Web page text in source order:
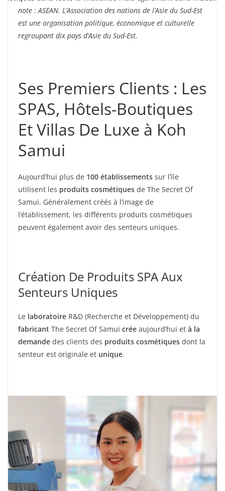
note : ASEAN. L’Association des nations de l’Asie du Sud-Est
est une organisation politique, économique et culturelle
regroupant dix pays d’Asie du Sud-Est.
Ses Premiers Clients : Les
SPAS, Hôtels-Boutiques
Et Villas De Luxe à Koh
Samui
Aujourd’hui plus de 100 établissements sur l’île
utilisent les produits cosmétiques de The Secret Of
Samui. Généralement créés à l’image de
l’établissement, les différents produits cosmétiques
peuvent également avoir des senteurs uniques.
Création De Produits SPA Aux
Senteurs Uniques
Le laboratoire R&D (Recherche et Développement) du
fabricant The Secret Of Samui crée aujourd’hui et à la
demande des clients des produits cosmétiques dont la
senteur est originale et unique.